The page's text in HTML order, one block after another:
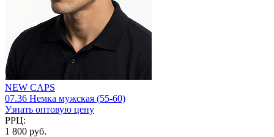
NEW CAPS
07.36 Немка мужская (55-60)
Узнать оптовую цену
РРЦ:
1 800 руб.